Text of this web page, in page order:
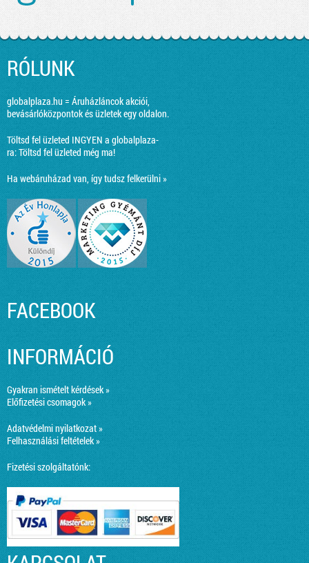
RÓLUNK
globalplaza.hu = Áruházláncok akciói,
bevásárlóközpontok és üzletek egy oldalon.
Töltsd fel üzleted INGYEN a globalplaza-
ra:Töltsd fel üzleted még ma!
Ha webáruházad van, így tudsz felkerülni »
FACEBOOK
INFORMÁCIÓ
Gyakran ismételt kérdések »
Előfizetési csomagok »
Adatvédelmi nyilatkozat »
Felhasználási feltételek »
Fizetési szolgáltatónk: